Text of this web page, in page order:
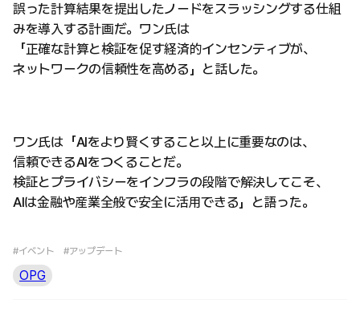
誤った計算結果を提出したノードをスラッシングする仕組
みを導入する計画だ。ワン氏は
「正確な計算と検証を促す経済的インセンティブが、
ネットワークの信頼性を高める」と話した。
ワン氏は「AIをより賢くすること以上に重要なのは、
信頼できるAIをつくることだ。
検証とプライバシーをインフラの段階で解決してこそ、
AIは金融や産業全般で安全に活用できる」と語った。
#イベント #アップデート
OPG